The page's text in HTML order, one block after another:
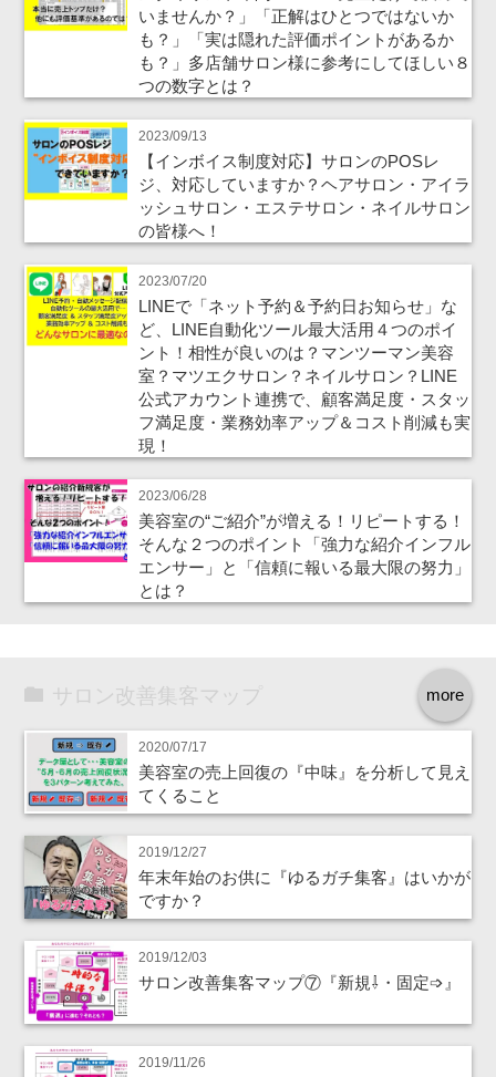
いませんか？」「正解はひとつではないか
も？」「実は隠れた評価ポイントがあるか
も？」多店舗サロン様に参考にしてほしい８
つの数字とは？
2023/09/13
【インボイス制度対応】サロンのPOSレ
ジ、対応していますか？ヘアサロン・アイラ
ッシュサロン・エステサロン・ネイルサロン
の皆様へ！
2023/07/20
LINEで「ネット予約＆予約日お知らせ」な
ど、LINE自動化ツール最大活用４つのポイ
ント！相性が良いのは？マンツーマン美容
室？マツエクサロン？ネイルサロン？LINE
公式アカウント連携で、顧客満足度・スタッ
フ満足度・業務効率アップ＆コスト削減も実
現！
2023/06/28
美容室の“ご紹介”が増える！リピートする！
そんな２つのポイント「強力な紹介インフル
エンサー」と「信頼に報いる最大限の努力」
とは？
more
サロン改善集客マップ
2020/07/17
美容室の売上回復の『中味』を分析して見え
てくること
2019/12/27
年末年始のお供に『ゆるガチ集客』はいかが
ですか？
2019/12/03
サロン改善集客マップ⑦『新規⇩・固定➩』
2019/11/26